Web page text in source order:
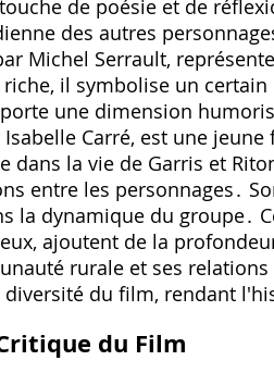
de poésie et de
des autres
Michel Serrault‚
il symbolise un
une dimension
Carré‚ est une
dans la vie de Garris et
entre les personnages․
la dynamique du groupe․
ajoutent de la
rurale et ses
diversité du film‚ rendant
du Film